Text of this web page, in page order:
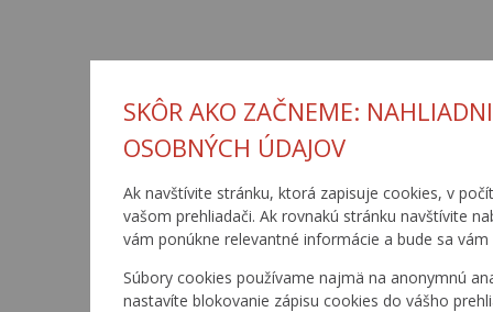
SKÔR AKO ZAČNEME:
OSOBNÝCH ÚDAJOV
Ak navštívite stránku, ktorá zapisuje cookies, v
vašom prehliadači. Ak rovnakú stránku navštívite
vám ponúkne relevantné informácie a bude sa
Súbory cookies používame najmä na anonymnú
nastavíte blokovanie zápisu cookies do vášho